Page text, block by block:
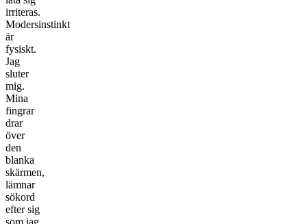
irriteras.
Modersinstinkt
är
fysiskt.
Jag
sluter
mig.
Mina
fingrar
drar
över
den
blanka
skärmen,
lämnar
sökord
efter sig
som jag